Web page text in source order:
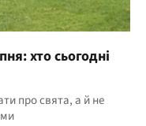
хто сьогодні
про свята, а й не